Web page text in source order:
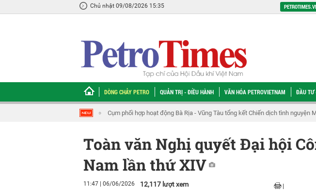
Chủ nhật 09/08/2026 15:35
DÒNG CHẢY PETRO QUẢN TRỊ - ĐIỀU HÀNH VĂN HÓA PETROVIETNAM ĐẦU TƯ
dịch tình nguyện Mùa hè xanh năm 2026 ĐBQH Nguyễn Duy Thanh: Không có cơ chế đủ mạnh, mỏ cận biên
Toàn văn Nghị quyết Đại hội
Nam lần thứ XIV
11:47 | 06/06/2026 12,117 lượt xem |